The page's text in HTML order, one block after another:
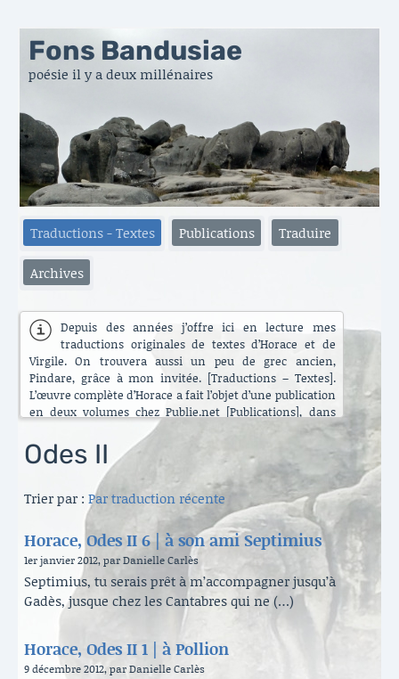
Fons Bandusiae
poésie il y a deux millénaires
Traductions - Textes Publications Traduire
Archives
Depuis des années j’offre ici en lecture mes
traductions originales de textes d’Horace et de
Virgile. On trouvera aussi un peu de grec ancien,
Pindare, grâce à mon invitée. [Traductions – Textes].
L’œuvre complète d’Horace a fait l’objet d’une publication
en deux volumes chez Publie.net [Publications], dans
encore d’autres traductions que celles que vous pouvez
lire ici. C’est maintenant l’Énéide qui est chantier. Le
besoin de mettre ma longue pratique en perspective
s’est accru ces dernières années [Traduire]. La rubrique
est nouvelle. Elle va s’enrichir peu à peu. Il y a aussi de
belles surprises, des échanges contemporains et des
haïku en latin sous le titre austère des [Archives].
Danielle Carlès
Odes II
Trier par : Par traduction récente
Horace, Odes II 6 | à son ami Septimius
1er janvier 2012, par Danielle Carlès
Septimius, tu serais prêt à m’accompagner jusqu’à
Gadès, jusque chez les Cantabres qui ne (…)
Horace, Odes II 1 | à Pollion
9 décembre 2012, par Danielle Carlès